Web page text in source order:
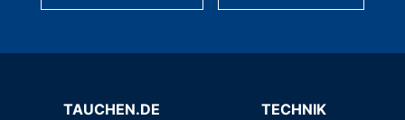
TAUCHEN.DE TECHNIK